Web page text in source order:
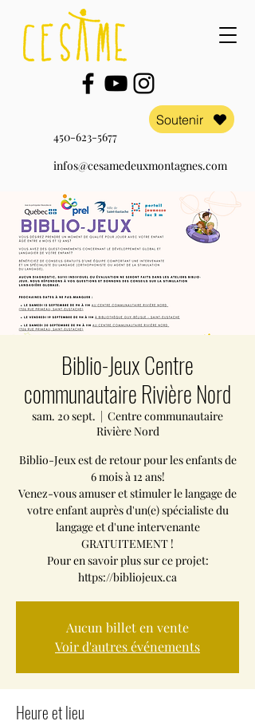
Soutenir
450-623-5677
infos@cesamedeuxmontagnes.com
Biblio-Jeux Centre
communautaire Rivière Nord
sam. 20 sept.
  |
Centre communautaire
Rivière Nord
Biblio-Jeux est de retour pour les enfants de
6 mois à 12 ans!
Venez-vous amuser et stimuler le langage de
votre enfant auprès d'un(e) spécialiste du
langage et d'une intervenante
GRATUITEMENT !
Pour en savoir plus sur ce projet:
https://bibliojeux.ca
Aucun billet en vente
Voir d'autres événements
Heure et lieu